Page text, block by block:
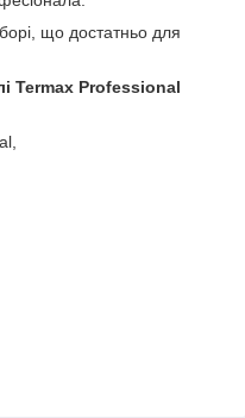
що достатньо для
Termax Professional